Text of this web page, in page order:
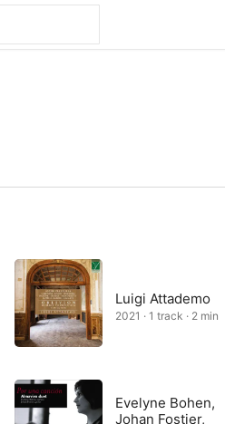
Luigi Attademo
2021 · 1 track · 2 min
Evelyne Bohen,
Johan Fostier,